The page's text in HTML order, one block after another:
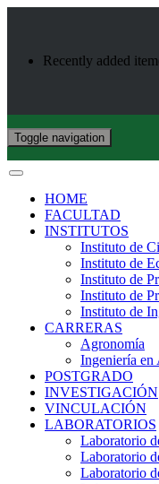
Recently added
Toggle navigation
HOME
FACULTAD
INSTITUTOS
Instituto de
Instituto de
Instituto de
Instituto de
Instituto de
CARRERAS
Agronomía
Ingeniería en
POSTGRADO
INVESTIGACIÓN
VINCULACIÓN
LABORATORIOS
Laboratorio
Laboratorio
Laboratorio